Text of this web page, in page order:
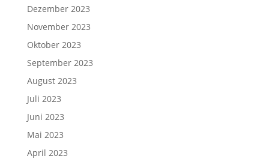
Dezember 2023
November 2023
Oktober 2023
September 2023
August 2023
Juli 2023
Juni 2023
Mai 2023
April 2023